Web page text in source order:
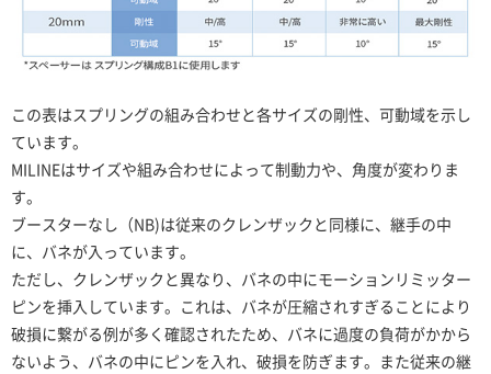
この表はスプリングの組み合わせと各サイズの剛性、可動域を示し
ています。
MILINEはサイズや組み合わせによって制動力や、角度が変わりま
す。
ブースターなし（NB)は従来のクレンザックと同様に、継手の中
に、バネが入っています。
ただし、クレンザックと異なり、バネの中にモーションリミッター
ピンを挿入しています。これは、バネが圧縮されすぎることにより
破損に繋がる例が多く確認されたため、バネに過度の負荷がかから
ないよう、バネの中にピンを入れ、破損を防ぎます。また従来の継